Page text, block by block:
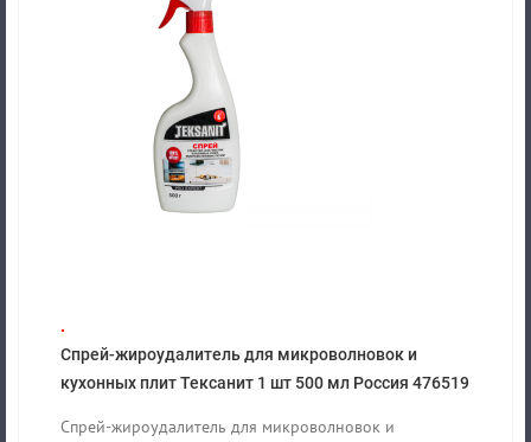
.
Спрей-жироудалитель для микроволновок и
кухонных плит Тексанит 1 шт 500 мл Россия 476519
Спрей-жироудалитель для микроволновок и